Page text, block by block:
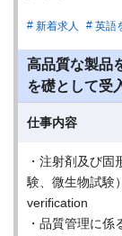
新着求人 英語
高品質な製品
を礎として受
仕事内容
・注射剤及び
験、微生物試験
verification
・品質管理に